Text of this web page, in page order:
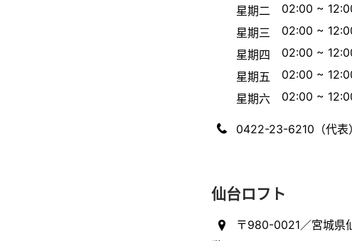
星期二
02:00 ~
星期三
02:00 ~
星期四
02:00 ~
星期五
02:00 ~
星期六
02:00 ~
0422-23-6210（代表）
仙台ロフト
〒980-0021／宮城県